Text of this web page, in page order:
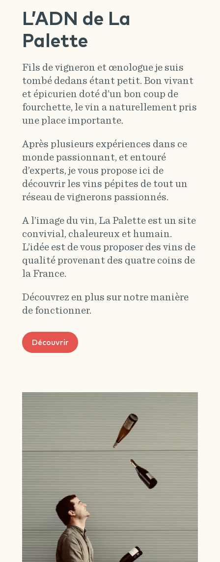
L’ADN de La
Palette
Fils de vigneron et œnologue je suis
tombé dedans étant petit. Bon vivant
et épicurien doté d’un bon coup de
fourchette, le vin a naturellement pris
une place importante.
Après plusieurs expériences dans ce
monde passionnant, et entouré
d’experts, je vous propose ici de
découvrir les vins pépites de tout un
réseau de vignerons passionnés.
A l’image du vin, La Palette est un site
convivial, chaleureux et humain.
L’idée est de vous proposer des vins de
qualité provenant des quatre coins de
la France.
Découvrez en plus sur notre manière
de fonctionner.
Découvrir